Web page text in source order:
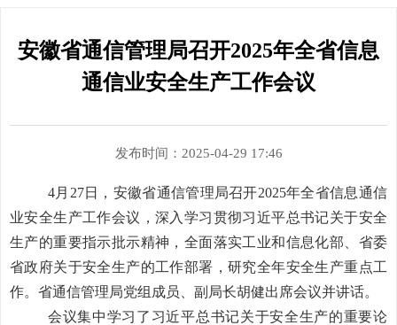
安徽省通信管理局召开2025年全省信息
通信业安全生产工作会议
发布时间：2025-04-29 17:46
4月27日，安徽省通信管理局召开2025年全省信息通信
业安全生产工作会议，深入学习贯彻习近平总书记关于安全
生产的重要指示批示精神，全面落实工业和信息化部、省委
省政府关于安全生产的工作部署，研究全年安全生产重点工
作。省通信管理局党组成员、副局长胡健出席会议并讲话。
会议集中学习了习近平总书记关于安全生产的重要论